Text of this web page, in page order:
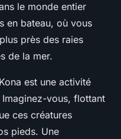
le monde entier
en bateau, où vous
près des raies
de la mer.
est une activité
vous, flottant
ces créatures
pieds. Une